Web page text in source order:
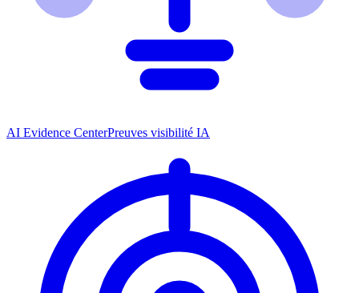
AI Evidence CenterPreuves visibilité IA